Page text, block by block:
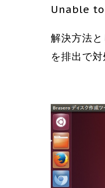
Unable to
解決方法
を排出で対